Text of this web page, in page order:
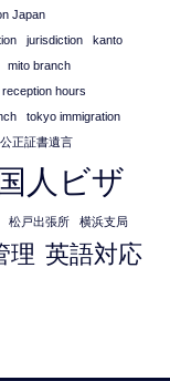
Japan
jurisdiction
kanto
mito branch
reception hours
tokyo immigration
公正証書遺言
人ビザ
松戸出張所 横浜支局
理 英語対応